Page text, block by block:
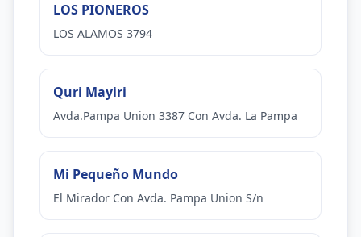
LOS PIONEROS
LOS ALAMOS 3794
Quri Mayiri
Avda.Pampa Union 3387 Con Avda. La Pampa
Mi Pequeño Mundo
El Mirador Con Avda. Pampa Union S/n